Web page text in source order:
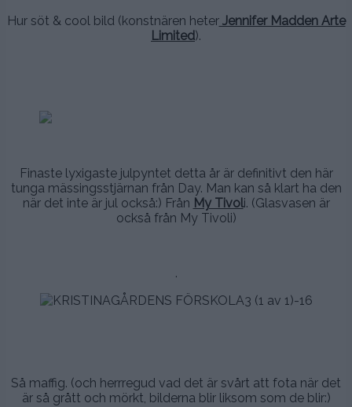
Hur söt & cool bild (konstnären heterJennifer Madden Arte
Limited).
Finaste lyxigaste julpyntet detta år är definitivt den här
tunga mässingsstjärnan från Day. Man kan så klart ha den
när det inte är jul också:) Från My Tivoli. (Glasvasen är
också från My Tivoli)
.
Så maffig. (och herrregud vad det är svårt att fota när det
är så grått och mörkt, bilderna blir liksom som de blir:)